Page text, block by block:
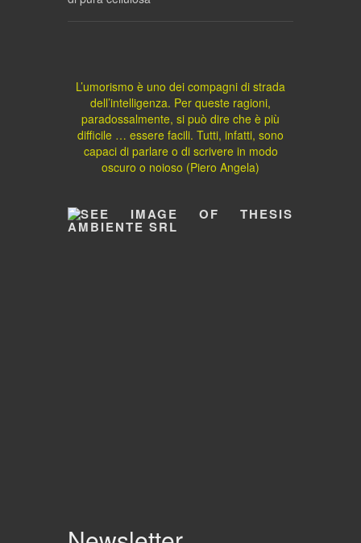
L’umorismo è uno dei compagni di strada
dell’intelligenza. Per queste ragioni,
paradossalmente, si può dire che è più
difficile … essere facili. Tutti, infatti, sono
capaci di parlare o di scrivere in modo
oscuro o noioso (Piero Angela)